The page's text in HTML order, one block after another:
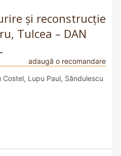
și reconstrucție
Tulcea – DAN
adaugă o recomandare
Lupu Paul, Săndulescu